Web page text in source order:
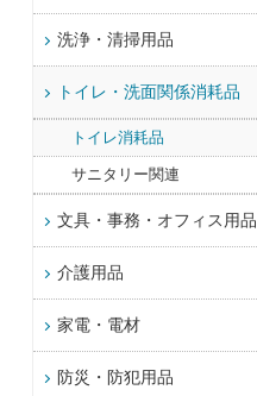
洗浄・清掃用品
トイレ・洗面関係消耗品
トイレ消耗品
サニタリー関連
文具・事務・オフィス用品
介護用品
家電・電材
防災・防犯用品